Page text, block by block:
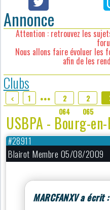
Annonce
Attention : retrouvez les
Nous allons faire évoluer les
afin de les
Clubs
1 ●●●
2
064
2
065
USBPA - Bourg-
#28911
Blairot Membre 05/08/2009
MARCFANXV a écrit :